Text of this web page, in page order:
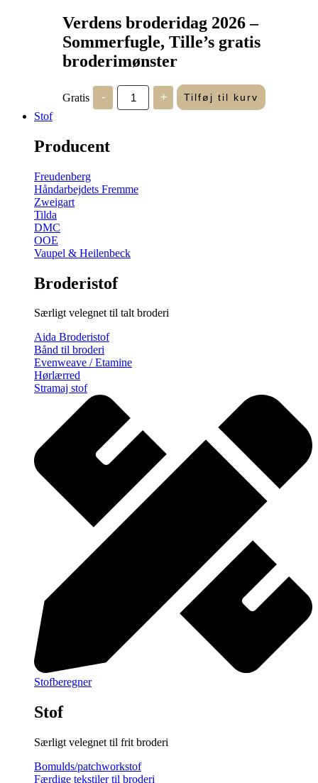
Verdens broderidag 2026 –
Sommerfugle, Tille’s gratis
broderimønster
Gratis -
Verdens
broderidag
2026
+ Tilføj til kurv
Stof
Producent
Freudenberg
Håndarbejdets Fremme
Zweigart
Tilda
DMC
OOE
Vaupel & Heilenbeck
Broderistof
Særligt velegnet til talt broderi
Aida Broderistof
Bånd til broderi
Evenweave / Etamine
Hørlærred
Stramaj stof
Stofberegner
Stof
Særligt velegnet til frit broderi
Bomulds/patchworkstof
Færdige tekstiler til broderi